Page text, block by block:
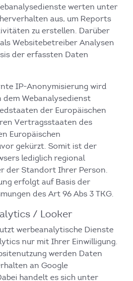
werten unter
aus, um Reports
zu erstellen. Darüber
Websitebetreiber Analysen
der erfassten Daten
IP-Anonymisierung wird
Webanalysedienst
der Europäischen
Vertragsstaaten des
Europäischen
gekürzt. Somit ist der
lediglich regional
der Standort Ihrer Person.
erfolgt auf Basis der
des Art 96 Abs 3 TKG.
/ Looker
werbeanalytische Dienste
nur mit Ihrer Einwilligung.
werden Daten
an Google
handelt es sich unter